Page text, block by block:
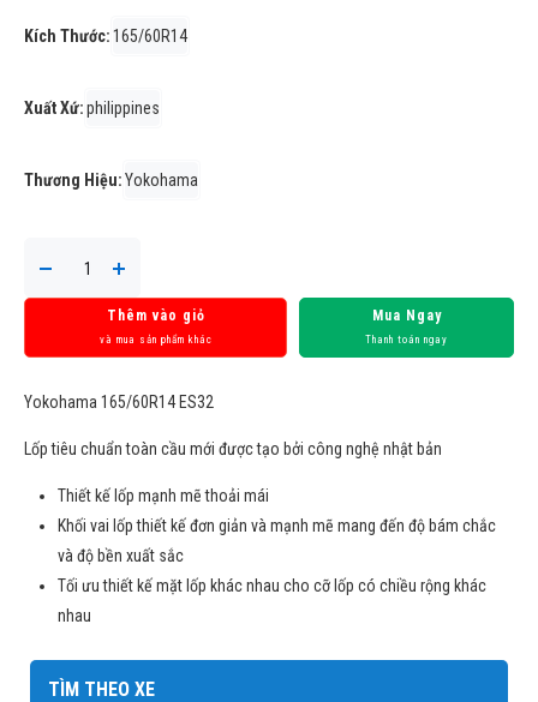
Kích Thước:165/60R14
Xuất Xứ:philippines
Thương Hiệu:Yokohama
Thêm vào giỏ
và mua sản phẩm khác
Mua Ngay
Thanh toán ngay
Yokohama 165/60R14 ES32
Lốp tiêu chuẩn toàn cầu mới được tạo bởi công nghệ nhật bản
Thiết kế lốp mạnh mẽ thoải mái
Khối vai lốp thiết kế đơn giản và mạnh mẽ mang đến độ bám chắc
và độ bền xuất sắc
Tối ưu thiết kế mặt lốp khác nhau cho cỡ lốp có chiều rộng khác
nhau
TÌM THEO XE